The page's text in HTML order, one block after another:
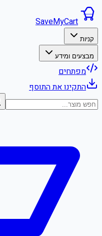
SaveMyCart
קניות
מבצעים ומידע
מפתחים
התקינו את התוסף